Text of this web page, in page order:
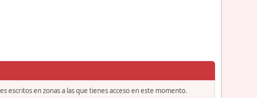
escritos en zonas a las que tienes acceso en este momento.